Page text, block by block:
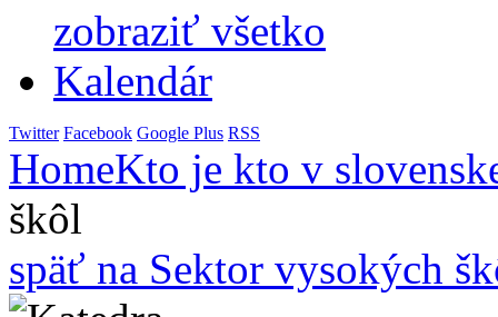
zobraziť všetko
Kalendár
Twitter Facebook Google Plus RSS
HomeKto je kto v
škôl
späť na Sektor vysokých